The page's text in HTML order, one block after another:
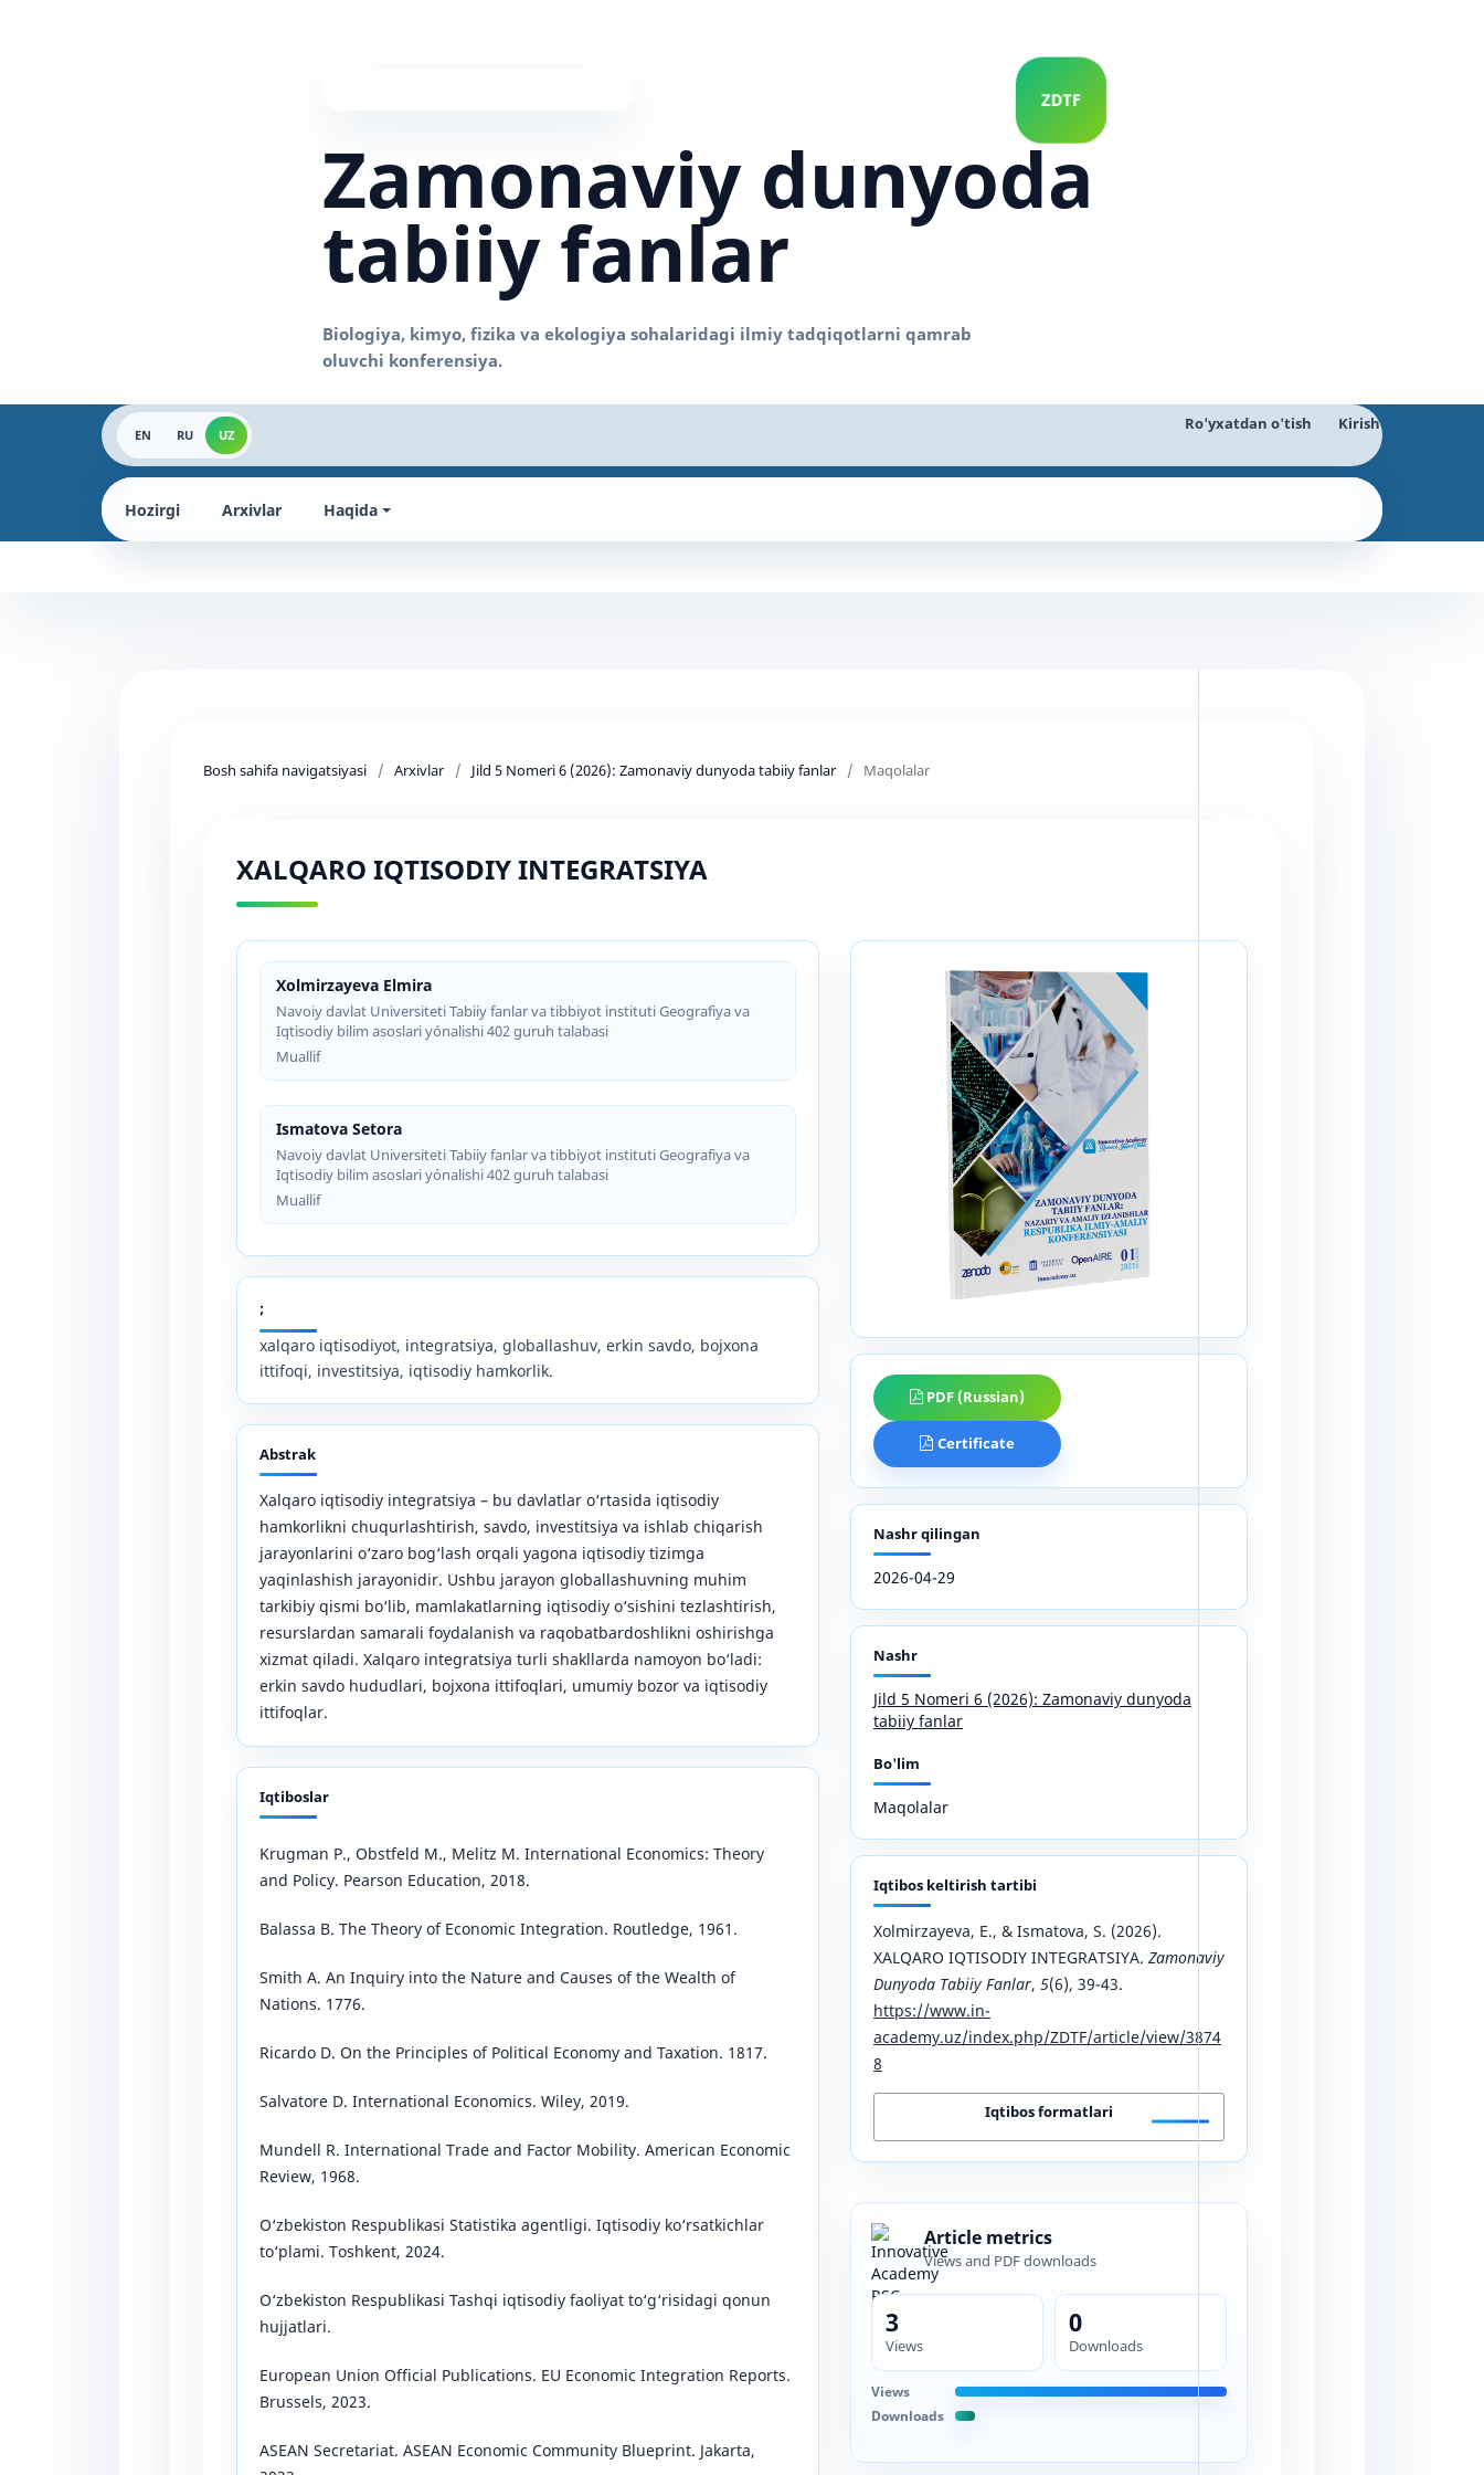
Zamonaviy dunyoda
tabiiy fanlar
EN RU UZ
Ro'yxatdan o'tish Kirish
Hozirgi Arxivlar Haqida
Bosh sahifa navigatsiyasi / Arxivlar / Jild 5 Nomeri 6 (2026): Zamonaviy dunyoda tabiiy fanlar / Maqolalar
XALQARO IQTISODIY INTEGRATSIYA
Xolmirzayeva Elmira
Navoiy davlat Universiteti Tabiiy fanlar va tibbiyot instituti Geografiya va
Iqtisodiy bilim asoslari yónalishi 402 guruh talabasi
Muallif
Ismatova Setora
Navoiy davlat Universiteti Tabiiy fanlar va tibbiyot instituti Geografiya va
Iqtisodiy bilim asoslari yónalishi 402 guruh talabasi
Muallif
;
xalqaro iqtisodiyot, integratsiya, globallashuv, erkin savdo, bojxona
ittifoqi, investitsiya, iqtisodiy hamkorlik.
Abstrak
Xalqaro iqtisodiy integratsiya – bu davlatlar o‘rtasida iqtisodiy
hamkorlikni chuqurlashtirish, savdo, investitsiya va ishlab chiqarish
jarayonlarini o‘zaro bog‘lash orqali yagona iqtisodiy tizimga
yaqinlashish jarayonidir. Ushbu jarayon globallashuvning muhim
tarkibiy qismi bo‘lib, mamlakatlarning iqtisodiy o‘sishini tezlashtirish,
resurslardan samarali foydalanish va raqobatbardoshlikni oshirishga
xizmat qiladi. Xalqaro integratsiya turli shakllarda namoyon bo‘ladi:
erkin savdo hududlari, bojxona ittifoqlari, umumiy bozor va iqtisodiy
ittifoqlar.
Iqtiboslar
Krugman P., Obstfeld M., Melitz M. International Economics: Theory
and Policy. Pearson Education, 2018.
Balassa B. The Theory of Economic Integration. Routledge, 1961.
Smith A. An Inquiry into the Nature and Causes of the Wealth of
Nations. 1776.
Ricardo D. On the Principles of Political Economy and Taxation. 1817.
Salvatore D. International Economics. Wiley, 2019.
Mundell R. International Trade and Factor Mobility. American Economic
Review, 1968.
O‘zbekiston Respublikasi Statistika agentligi. Iqtisodiy ko‘rsatkichlar
to‘plami. Toshkent, 2024.
O‘zbekiston Respublikasi Tashqi iqtisodiy faoliyat to‘g‘risidagi qonun
hujjatlari.
European Union Official Publications. EU Economic Integration Reports.
Brussels, 2023.
ASEAN Secretariat. ASEAN Economic Community Blueprint. Jakarta,
PDF (Russian)
Certificate
Nashr qilingan
2026-04-29
Nashr
Jild 5 Nomeri 6 (2026): Zamonaviy dunyoda
tabiiy fanlar
Bo'lim
Maqolalar
Iqtibos keltirish tartibi
Xolmirzayeva, E., & Ismatova, S. (2026).
XALQARO IQTISODIY INTEGRATSIYA. Zamonaviy
Dunyoda Tabiiy Fanlar, 5(6), 39-43.
https://www.in-
academy.uz/index.php/ZDTF/article/view/3874
8
Iqtibos formatlari
Article metrics
Views and PDF downloads
3
Views
0
Downloads
Views
Downloads